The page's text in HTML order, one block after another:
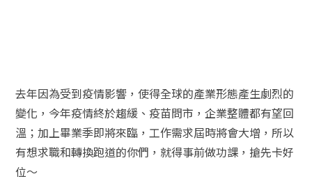
去年因為受到疫情影響，使得全球的產業形態產生劇烈的
變化，今年疫情終於趨緩、疫苗問市，企業整體都有望回
溫；加上畢業季即將來臨，工作需求屆時將會大增，所以
有想求職和轉換跑道的你們，就得事前做功課，搶先卡好
位～